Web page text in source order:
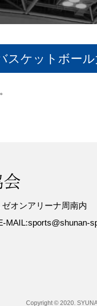
員会規程
報＆結果
ツ少年団大会情報
ツ少年団諸規定
スケットボー
オンアリーナ周南内
MAIL:sports@shunan-
Copyright © 2020.